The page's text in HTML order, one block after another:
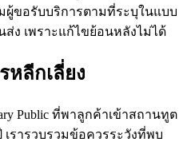
ผู้ขอรับบริการตามที่ระบุในแบบ
ง เพราะแก้ไขย้อนหลังไม่ได้
หลีกเลี่ยง
Public ที่พาลูกค้าเข้าสถานทูต
เรารวบรวมข้อควรระวังที่พบ